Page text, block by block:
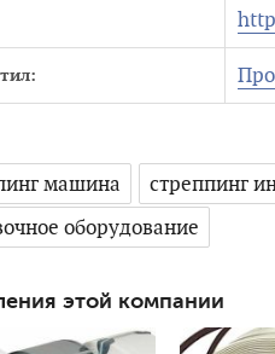
машина
стреппинг
оборудование
этой компании